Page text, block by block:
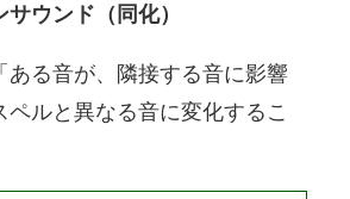
ウンド（同化）
ある音が、隣接する音に影響
ペルと異なる音に変化するこ